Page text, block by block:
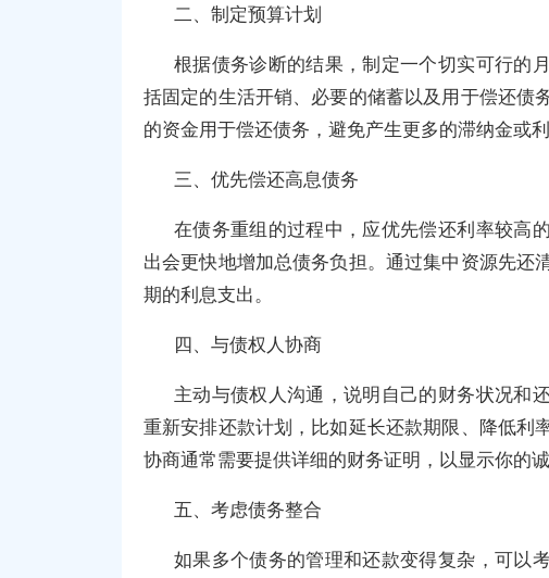
二、制定预算计划
根据债务诊断的结果，制定一个切实可行的
括固定的生活开销、必要的储蓄以及用于偿还债
的资金用于偿还债务，避免产生更多的滞纳金或利
三、优先偿还高息债务
在债务重组的过程中，应优先偿还利率较高
出会更快地增加总债务负担。通过集中资源先还
期的利息支出。
四、与债权人协商
主动与债权人沟通，说明自己的财务状况和
重新安排还款计划，比如延长还款期限、降低利
协商通常需要提供详细的财务证明，以显示你的诚
五、考虑债务整合
如果多个债务的管理和还款变得复杂，可以